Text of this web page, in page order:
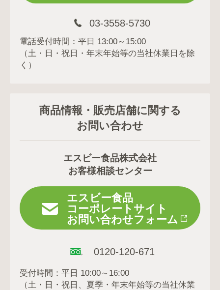
03-3558-5730
電話受付時間：平日 13:00～15:00
（土・日・祝日・年末年始等の当社休業日を除
く）
商品情報・販売店舗に関する
お問い合わせ
エスビー食品株式会社
お客様相談センター
エスビー食品
コーポレートサイト
お問い合わせフォーム
0120-120-671
受付時間：平日 10:00～16:00
（土・日・祝日、夏季・年末年始等の当社休業